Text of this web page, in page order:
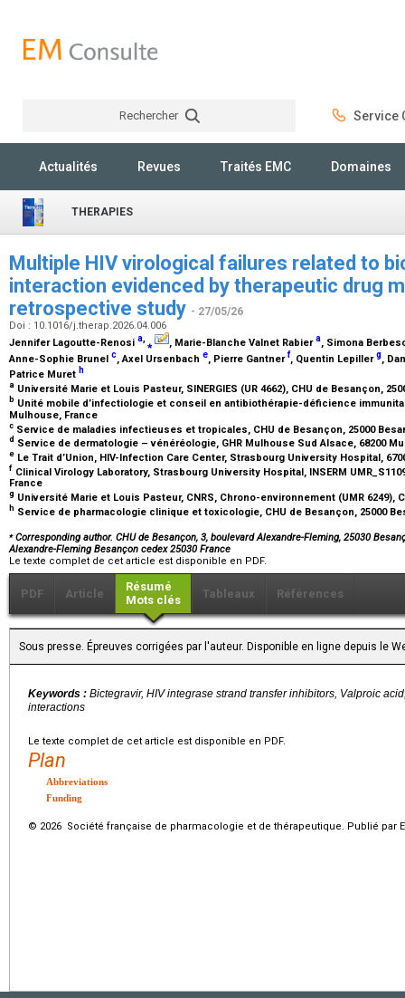
Rechercher Service
Actualités Revues Traités EMC Domaines
THERAPIES
Multiple HIV virological failures related to
interaction evidenced by therapeutic drug
retrospective study - 27/05/26
Doi : 10.1016/j.therap.2026.04.006
Jennifer Lagoutte-Renosi a,⁎ , Marie-Blanche Valnet Rabiera, Simona
Anne-Sophie Brunel c, Axel Ursenbach e, Pierre Gantnerf, Quentin Lepillerg,
Patrice Muret h
a Université Marie et Louis Pasteur, SINERGIES (UR 4662), CHU de Besançon,
b Unité mobile d’infectiologie et conseil en antibiothérapie-déficience
Mulhouse, France
c Service de maladies infectieuses et tropicales, CHU de Besançon, 25000
d Service de dermatologie – vénéréologie, GHR Mulhouse Sud Alsace, 68200
e Le Trait d’Union, HIV-Infection Care Center, Strasbourg University Hospital,
f Clinical Virology Laboratory, Strasbourg University Hospital, INSERM
France
g Université Marie et Louis Pasteur, CNRS, Chrono-environnement (UMR 6249),
h Service de pharmacologie clinique et toxicologie, CHU de Besançon, 25000
⁎Corresponding author. CHU de Besançon, 3, boulevard Alexandre-Fleming, 25030
Alexandre-Fleming Besançon cedex 25030 France
Le texte complet de cet article est disponible en PDF.
PDF Article
Résumé
Mots clés
Tableaux Références
Sous presse. Épreuves corrigées par l'auteur. Disponible en ligne depuis le
Keywords : Bictegravir, HIV integrase strand transfer inhibitors, Valproic
interactions
Le texte complet de cet article est disponible en PDF.
Plan
Abbreviations
Funding
© 2026 Société française de pharmacologie et de thérapeutique. Publié par